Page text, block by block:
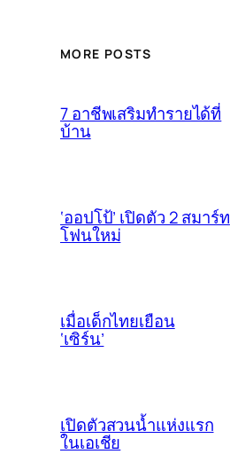
MORE POSTS
7 อาชีพเสริมทำรายได้ที่
บ้าน
‘ออปโป้’ เปิดตัว 2 สมาร์ท
โฟนใหม่
เมื่อเด็กไทยเยือน
‘เซิร์น’
เปิดตัวสวนน้ำแห่งแรก
ในเอเชีย